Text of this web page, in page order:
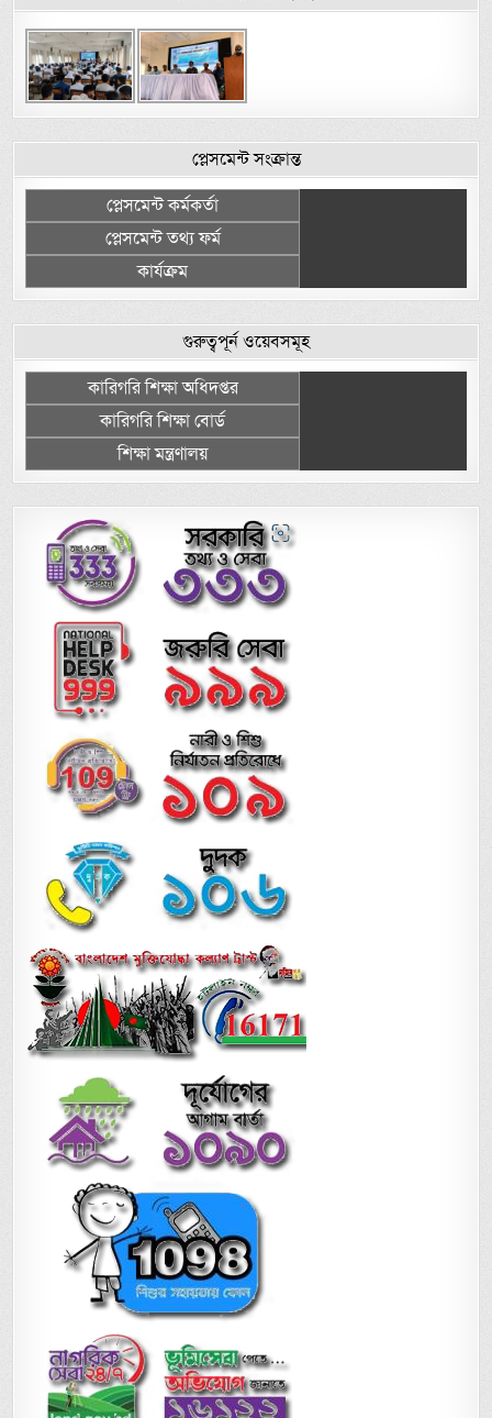
প্লেসমেন্ট সংক্রান্ত
প্লেসমেন্ট কর্মকর্তা
প্লেসমেন্ট তথ্য ফর্ম
কার্যক্রম
গুরুত্বপূর্ন ওয়েবসমূহ
কারিগরি শিক্ষা অধিদপ্তর
কারিগরি শিক্ষা বোর্ড
শিক্ষা মন্ত্রণালয়